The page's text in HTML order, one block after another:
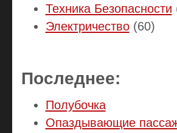
Техника Безопасности
Электричество(60)
Последнее:
Полубочка
Опаздывающие